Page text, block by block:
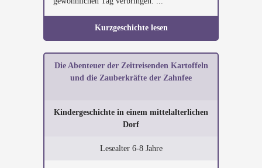
Kurzgeschichte lesen
Die Abenteuer der Zeitreisenden Kartoffeln
und die Zauberkräfte der Zahnfee
Kindergeschichte in einem mittelalterlichen
Dorf
Lesealter 6-8 Jahre